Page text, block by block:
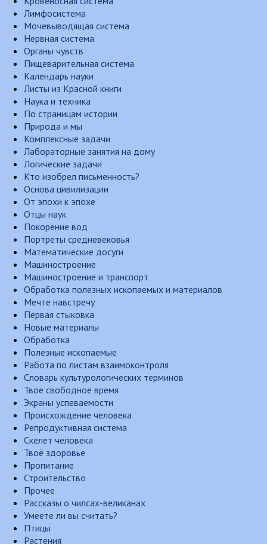
Лимфосистема
Мочевыводящая система
Нервная система
Органы чувств
Пищеварительная система
Календарь науки
Листы из Красной книги
Наука и техника
По страницам истории
Природа и мы
Комплексные задачи
Лабораторные занятия на дому
Логические задачи
Кто изобрел письменность?
Основа цивилизации
От эпохи к эпохе
Отцы наук
Покорение вод
Портреты средневековья
Математические досуги
Машиностроение
Машиностроение и транспорт
Обработка полезных ископаемых и материалов
Мечте навстречу
Первая стыковка
Новые материалы
Обработка
Полезные ископаемые
Работа по листам взаимоконтроля
Словарь культурологических терминов
Твое свободное время
Экраны успеваемости
Происхождение человека
Репродуктивная система
Скелет человека
Твоё здоровье
Пропитание
Строительство
Прочее
Рассказы о чилсах-великанах
Умеете ли вы считать?
Птицы
Растения